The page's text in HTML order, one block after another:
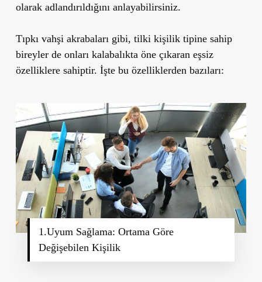
olarak adlandırıldığını anlayabilirsiniz.
Tıpkı vahşi akrabaları gibi, tilki kişilik tipine sahip
bireyler de onları kalabalıkta öne çıkaran eşsiz
özelliklere sahiptir. İşte bu özelliklerden bazıları:
1.Uyum Sağlama: Ortama Göre
Değişebilen Kişilik